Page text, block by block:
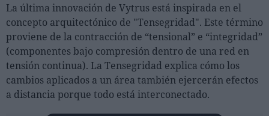
La última innovación de Vytrus está inspirada en el
concepto arquitectónico de "Tensegridad". Este término
proviene de la contracción de “tensional” e “integridad”
(componentes bajo compresión dentro de una red en
tensión continua). La Tensegridad explica cómo los
cambios aplicados a un área también ejercerán efectos
a distancia porque todo está interconectado.